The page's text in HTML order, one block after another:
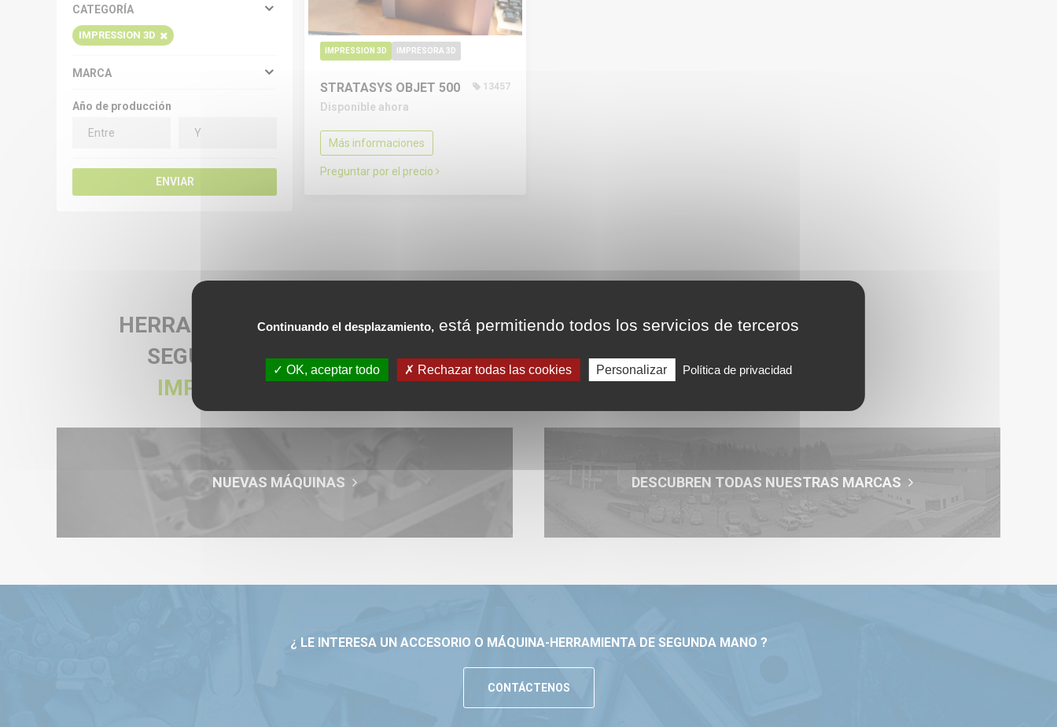
Continuando el desplazamiento, está permitiendo todos los servicios de terceros
OK, aceptar todo Rechazar todas las cookies Personalizar Política de privacidad
CATEGORÍA
IMPRESSION 3D
MARCA
Año de producción
ENVIAR
IMPRESSION 3D IMPRESORA 3D
STRATASYS OBJET 500 13457
Disponible ahora
Más informaciones
Preguntar por el precio
HERRAMIENTAS DE
SEGUNDA MANO
IMPRESSION 3D
NUEVAS MÁQUINAS DESCUBREN TODAS NUESTRAS MARCAS
¿ LE INTERESA UN ACCESORIO O MÁQUINA-HERRAMIENTA DE SEGUNDA MANO ?
CONTÁCTENOS